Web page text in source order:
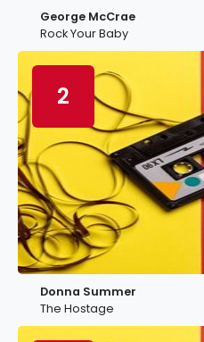
George McCrae
Rock Your Baby
2
Donna Summer
The Hostage